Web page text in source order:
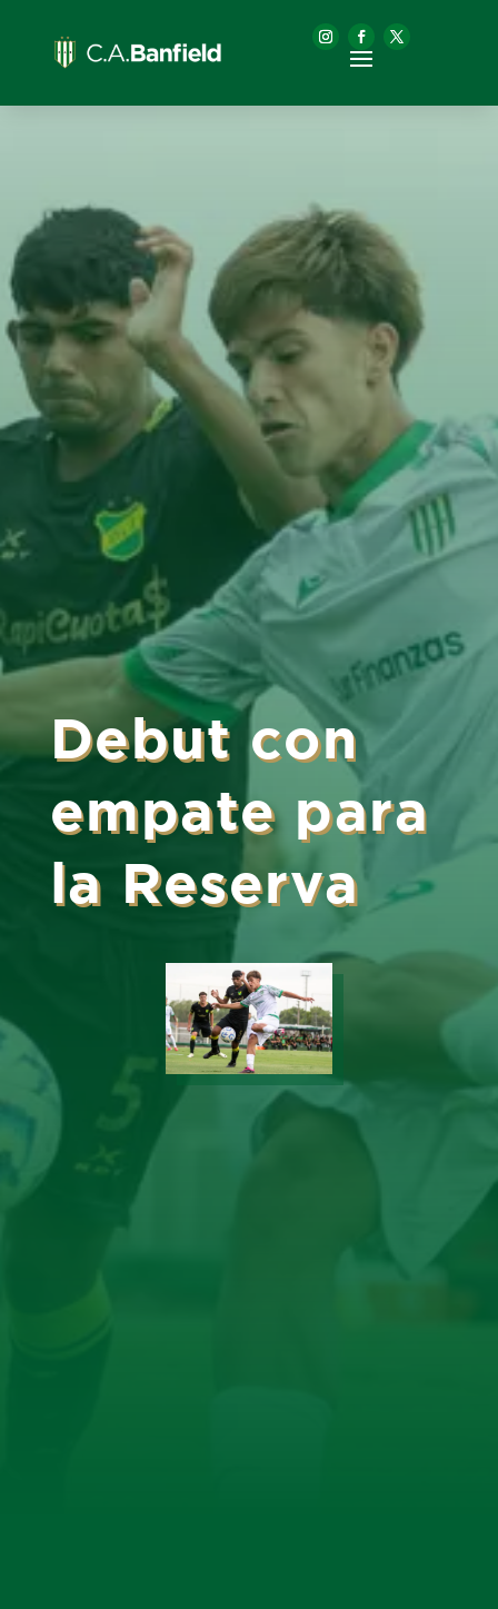
Debut con
empate para
la Reserva